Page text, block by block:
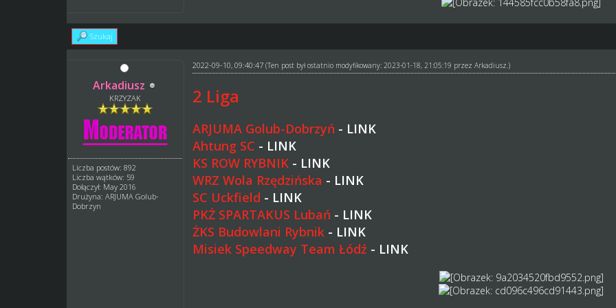
Szukaj
Arkadiusz
KRZYZAK
Liczba postów: 892
Liczba wątków: 59
Dołączył: May 2016
Drużyna: ARJUMA Golub-
Dobrzyn
2022-09-10, 09:40:47 (Ten post był ostatnio modyfikowany: 2023-01-18, 21:05:19 przez Arkadiusz.)
2 Liga
ARJUMA Golub-Dobrzyń - LINK
Ahtung SC - LINK
KS ROW RYBNIK- LINK
WRZ Wola Rzędzińska - LINK
SC Uckfield - LINK
PKŻ SPARTAKUS Lubań - LINK
ŻKS Budowlani Rybnik- LINK
Misiek Speedway Team Łódź - LINK